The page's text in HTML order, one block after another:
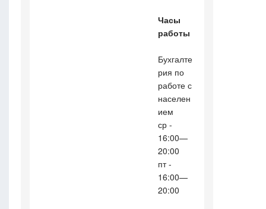
Часы
работы
Бухгалте
рия по
работе с
населен
ием
ср -
16:00—
20:00
пт -
16:00—
20:00